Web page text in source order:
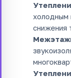
холодным
снижения